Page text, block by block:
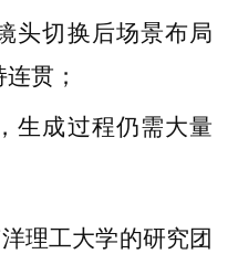
头切换后场景布局
贯；
，生成过程仍需大量
理工大学的研究团